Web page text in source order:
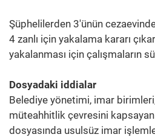
Şüphelilerden 3'ünün
4 zanlı için yakalama kararı
yakalanması için çalışmaların
Dosyadaki iddialar
Belediye yönetimi, imar
müteahhitlik çevresini
dosyasında usulsüz imar